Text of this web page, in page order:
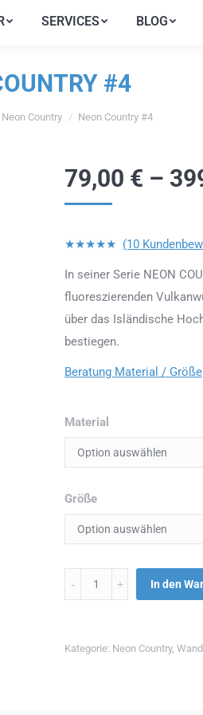
SERVICES BLOG
#4
Neon Country Neon Country #4
79,00 € –
★★★★★ (10
In seiner Serie NEON
fluoreszierenden
über das Isländische
bestiegen.
Beratung Material / Größe
Material
Größe
Menge In den
Kategorie: Neon Country,
SERVICES BLOG